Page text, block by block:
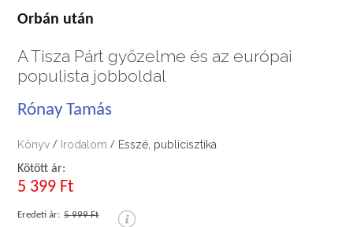
Orbán után
A Tisza Párt győzelme és az európai
populista jobboldal
Rónay Tamás
Könyv / Irodalom / Esszé, publicisztika
Kötött ár:
5 399 Ft
Eredeti ár: 5 999 Ft